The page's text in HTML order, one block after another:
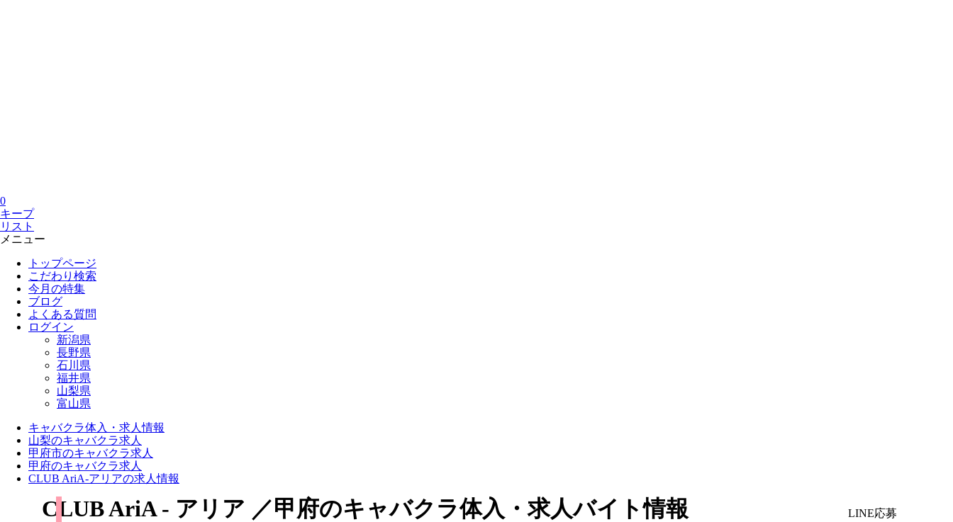
0
キープ
リスト
メニュー
トップページ
こだわり検索
今月の特集
ブログ
よくある質問
ログイン
新潟県
長野県
石川県
福井県
山梨県
富山県
キャバクラ体入・求人情報
山梨のキャバクラ求人
甲府市のキャバクラ求人
甲府のキャバクラ求人
CLUB AriA-アリアの求人情報
CLUB AriA - アリア ／甲府のキャバクラ体入・求人バイト情報 LINE応募